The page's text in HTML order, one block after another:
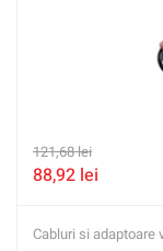
121,68lei
88,92 lei
Cabluri si adaptoare